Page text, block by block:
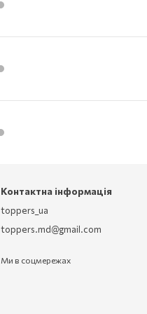
Контактна інформація
toppers_ua
toppers.md@gmail.com
Ми в соцмережах